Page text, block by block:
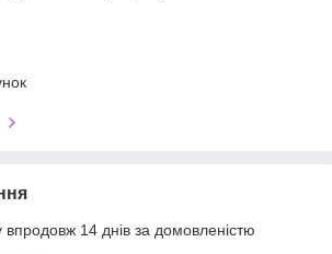
14 днів за домовленістю